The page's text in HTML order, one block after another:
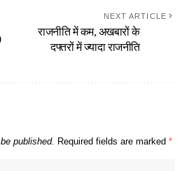
NEXT ARTICLE
राजनीति में कम, अखबारों के
दफ्तरों में ज्यादा राजनीति
published. Required fields are marked *